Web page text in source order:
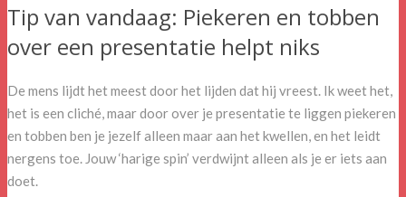
Tip van vandaag: Piekeren en tobben
over een presentatie helpt niks
De mens lijdt het meest door het lijden dat hij vreest. Ik weet het,
het is een cliché, maar door over je presentatie te liggen piekeren
en tobben ben je jezelf alleen maar aan het kwellen, en het leidt
nergens toe. Jouw ‘harige spin’ verdwijnt alleen als je er iets aan
doet.